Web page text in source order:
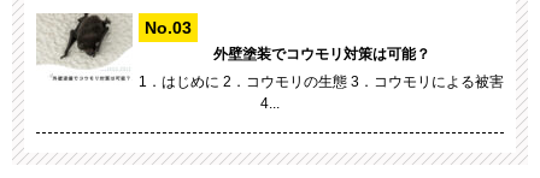
外壁塗装でコウモリ対策は可能？
1．はじめに 2．コウモリの生態 3．コウモリによる被害
4...